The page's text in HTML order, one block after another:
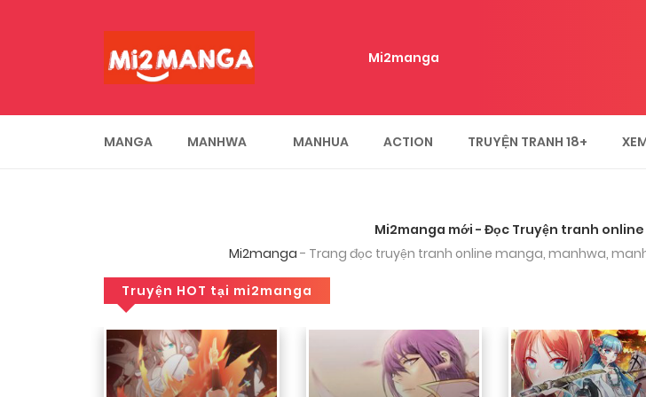
Mi2manga
MANGA MANHWA MANHUA ACTION TRUYỆN TRANH 18+
Mi2manga mới - Đọc Truyện tranh
Mi2manga - Trang đọc truyện tranh online manga, manhwa,
Truyện HOT tại mi2manga
Nhinhi 3 tháng trước
Uiii tui quên web mi2manga 5 năm, mới hôm qua nhớ lại
web đỉnh vãii
Nhinhi 3 tháng trước Iuu shop❤❤❤
3 tháng trước đỉnh hem
k biết đây có phai là web hay đăng truyện lên youtube mình
nhớ tên